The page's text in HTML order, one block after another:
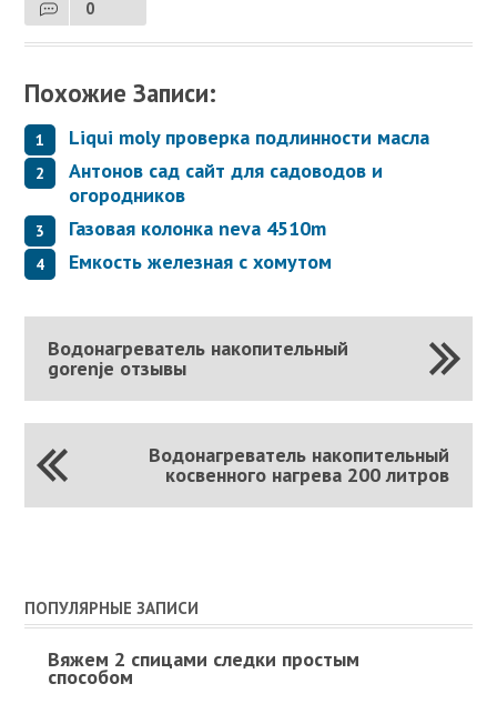
0
Похожие Записи:
Liqui moly проверка подлинности масла
Антонов сад сайт для садоводов и
огородников
Газовая колонка neva 4510m
Емкость железная с хомутом
Водонагреватель накопительный
gorenje отзывы
Водонагреватель накопительный
косвенного нагрева 200 литров
ПОПУЛЯРНЫЕ ЗАПИСИ
Вяжем 2 спицами следки простым
способом